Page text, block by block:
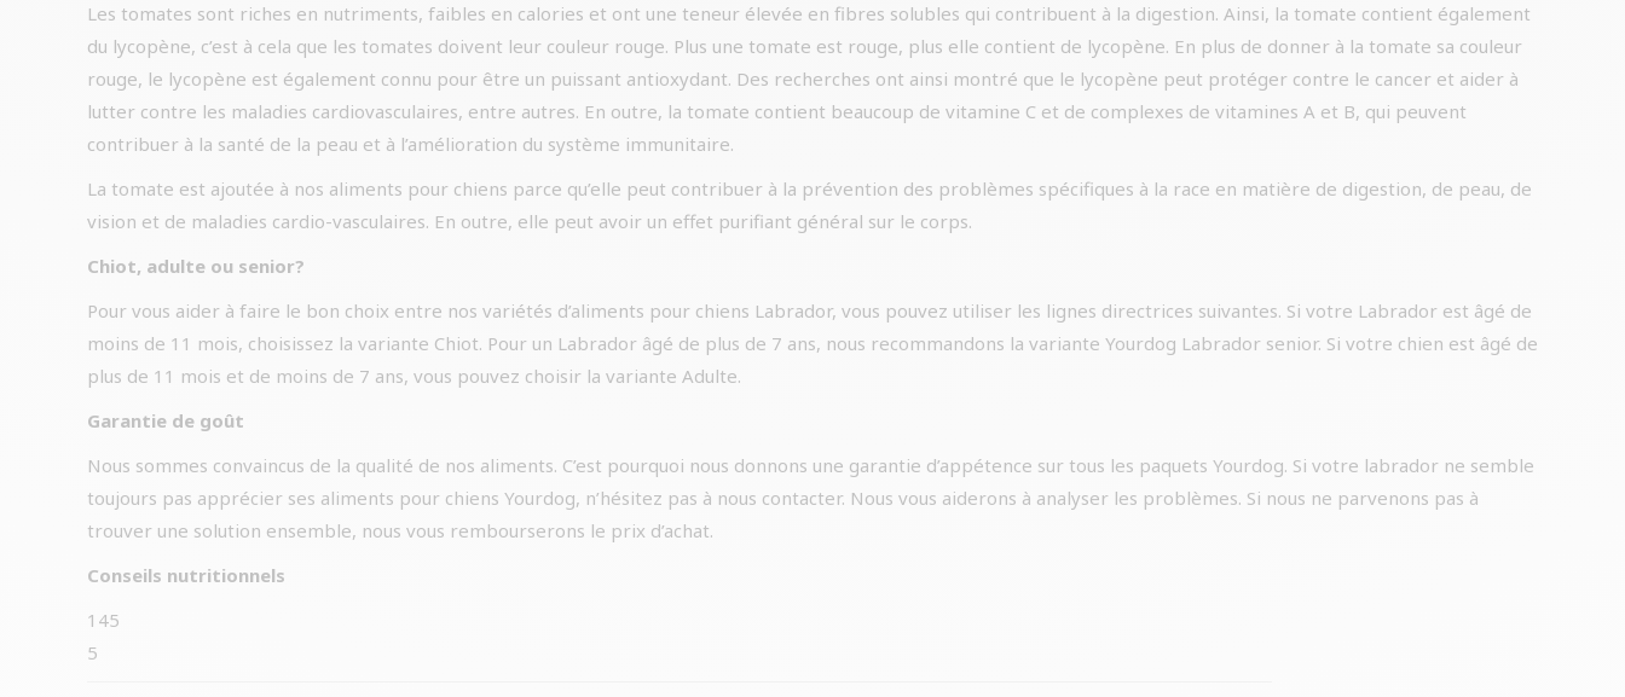
Les tomates sont riches en nutriments, faibles en calories et ont une teneur élevée en fibres solubles qui contribuent à la digestion. Ainsi, la tomate contient également
du lycopène, c’est à cela que les tomates doivent leur couleur rouge. Plus une tomate est rouge, plus elle contient de lycopène. En plus de donner à la tomate sa couleur
rouge, le lycopène est également connu pour être un puissant antioxydant. Des recherches ont ainsi montré que le lycopène peut protéger contre le cancer et aider à
lutter contre les maladies cardiovasculaires, entre autres. En outre, la tomate contient beaucoup de vitamine C et de complexes de vitamines A et B, qui peuvent
contribuer à la santé de la peau et à l’amélioration du système immunitaire.
La tomate est ajoutée à nos aliments pour chiens parce qu’elle peut contribuer à la prévention des problèmes spécifiques à la race en matière de digestion, de peau, de
vision et de maladies cardio-vasculaires. En outre, elle peut avoir un effet purifiant général sur le corps.
Chiot, adulte ou senior?
Pour vous aider à faire le bon choix entre nos variétés d’aliments pour chiens Labrador, vous pouvez utiliser les lignes directrices suivantes. Si votre Labrador est âgé de
moins de 11 mois, choisissez la variante Chiot. Pour un Labrador âgé de plus de 7 ans, nous recommandons la variante Yourdog Labrador senior. Si votre chien est âgé de
plus de 11 mois et de moins de 7 ans, vous pouvez choisir la variante Adulte.
Garantie de goût
Nous sommes convaincus de la qualité de nos aliments. C’est pourquoi nous donnons une garantie d’appétence sur tous les paquets Yourdog. Si votre labrador ne semble
toujours pas apprécier ses aliments pour chiens Yourdog, n’hésitez pas à nous contacter. Nous vous aiderons à analyser les problèmes. Si nous ne parvenons pas à
trouver une solution ensemble, nous vous rembourserons le prix d’achat.
Conseils nutritionnels
145
5